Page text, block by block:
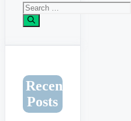
Search
for:
Recent
Posts